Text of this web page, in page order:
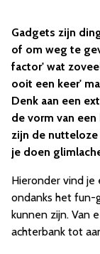
Gadgets zijn
of om weg te
factor' wat
ooit een keer'
Denk aan een
de vorm van
zijn de
je doen
Hieronder vind je
ondanks het fun-
kunnen zijn. Van
achterbank tot